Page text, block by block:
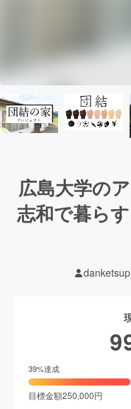
広島大学の
志和で暮ら
39%達成
目標金額250,000円